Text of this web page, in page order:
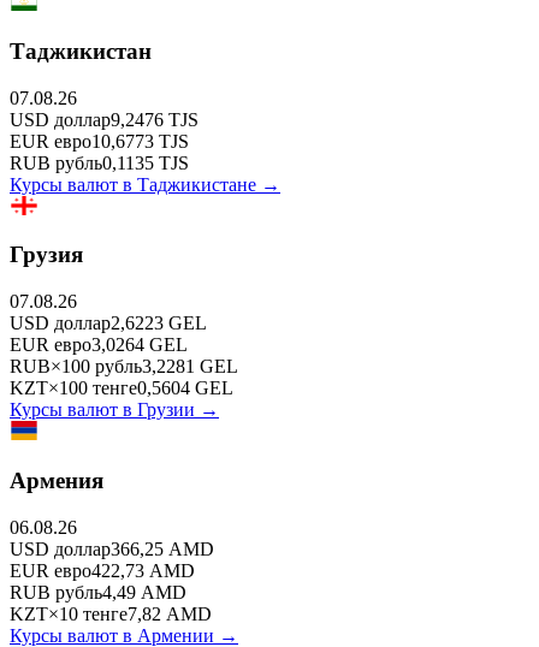
Таджикистан
07.08.26
USD доллар9,2476 TJS
EUR евро10,6773 TJS
RUB рубль0,1135 TJS
Курсы валют в Таджикистане →
Грузия
07.08.26
USD доллар2,6223 GEL
EUR евро3,0264 GEL
RUB×100 рубль3,2281 GEL
KZT×100 тенге0,5604 GEL
Курсы валют в Грузии →
Армения
06.08.26
USD доллар366,25 AMD
EUR евро422,73 AMD
RUB рубль4,49 AMD
KZT×10 тенге7,82 AMD
Курсы валют в Армении →